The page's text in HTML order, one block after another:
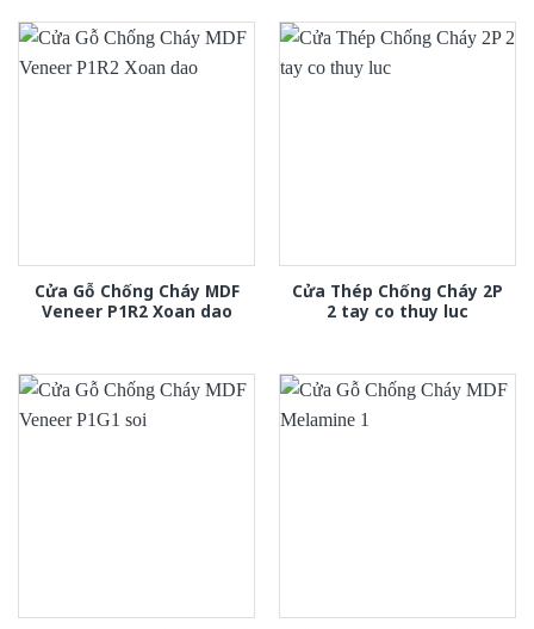
Cửa Gỗ Chống Cháy MDF
Veneer P1R2 Xoan dao
Cửa Thép Chống Cháy 2P
2 tay co thuy luc